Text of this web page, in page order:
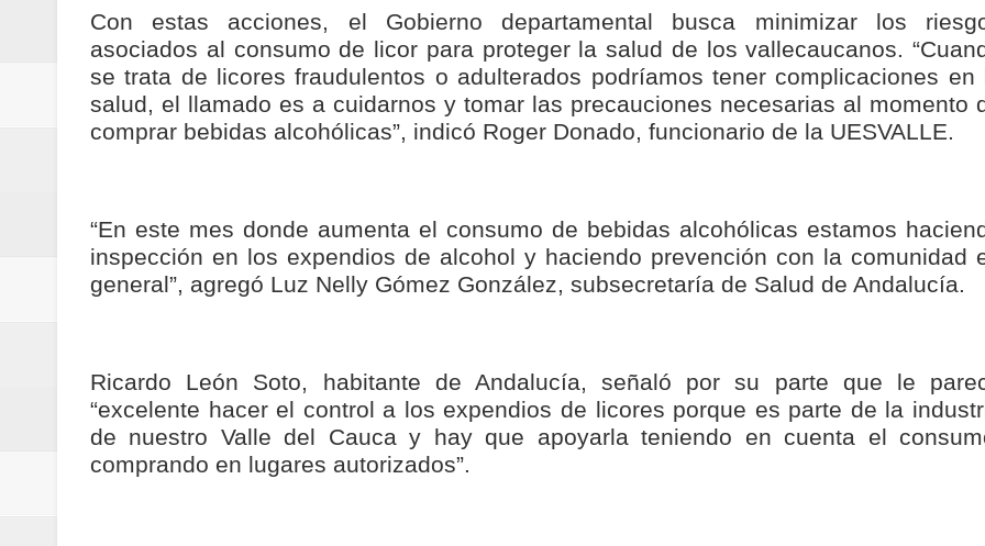
ReGioNetNoticias / En Pereira Cada peso tiene nombre de obra
Regionetnoticias / En solo dos años y siete meses, la Fábrica de Licores del Tolima alcanzó el 94
transferencias prevista para los 4 años de gobierno
Regionetnoticias / Operacion exitosa del espacio pùblico en Bogotà
Regionetnoticias / Valle del Cauca tiene listo su plan de seguridad para recibir delegaciones y
posesión presidencial
Con estas acciones, el Gobierno departamental busca minimizar los
asociados al consumo de licor para proteger la salud de los vallecaucanos.
se trata de licores fraudulentos o adulterados podríamos tener complicaciones en
salud, el llamado es a cuidarnos y tomar las precauciones necesarias al momento
comprar bebidas alcohólicas”, indicó Roger Donado, funcionario de la UESVALLE.
“En este mes donde aumenta el consumo de bebidas alcohólicas estamos
inspección en los expendios de alcohol y haciendo prevención con la comunidad
general”, agregó Luz Nelly Gómez González, subsecretaría de Salud de Andalucía.
Ricardo León Soto, habitante de Andalucía, señaló por su parte que le
“excelente hacer el control a los expendios de licores porque es parte de la
de nuestro Valle del Cauca y hay que apoyarla teniendo en cuenta el
comprando en lugares autorizados”.